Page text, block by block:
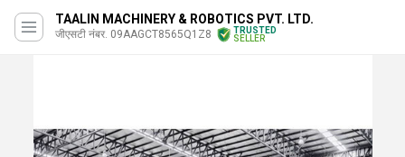
TAALIN MACHINERY & ROBOTICS PVT. LTD.
जीएसटी नंबर. 09AAGCT8565Q1Z8
TRUSTED
SELLER